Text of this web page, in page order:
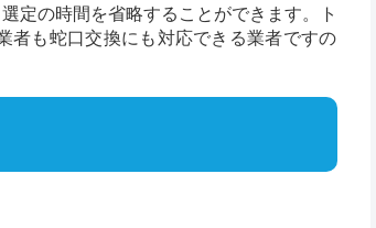
定の時間を省略することができます。ト
者も蛇口交換にも対応できる業者ですの